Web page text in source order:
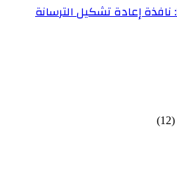
🌎 الهدنة وسباق HGV: نافذة إعادة تشكيل الترسانة
(12)